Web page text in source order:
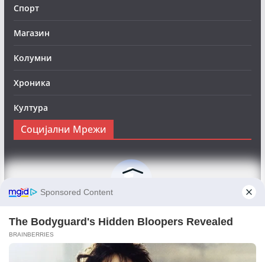
Спорт
Магазин
Колумни
Хроника
Култура
Социјални Мрежи
Следете нè на Фејсбук за да сте во тек со најновите